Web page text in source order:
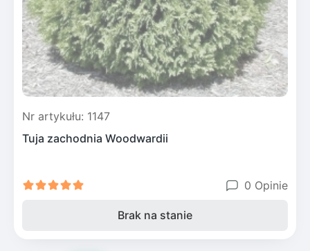
Nr artykułu: 1147
Tuja zachodnia Woodwardii
0 Opinie
Brak na stanie